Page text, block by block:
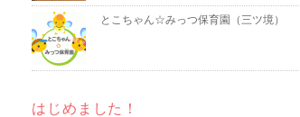
とこちゃん☆みっつ保育園（三ツ境）
はじめました！